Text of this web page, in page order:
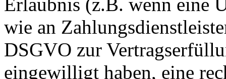
Erlaubnis (z.B. wenn eine
wie an
DSGVO zur
eingewilligt haben, eine